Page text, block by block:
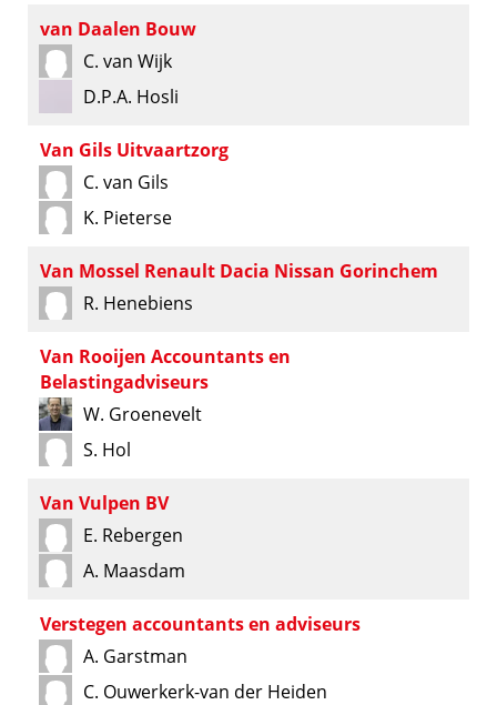
van Daalen Bouw
C. van Wijk
D.P.A. Hosli
Van Gils Uitvaartzorg
C. van Gils
K. Pieterse
Van Mossel Renault Dacia Nissan Gorinchem
R. Henebiens
Van Rooijen Accountants en
Belastingadviseurs
W. Groenevelt
S. Hol
Van Vulpen BV
E. Rebergen
A. Maasdam
Verstegen accountants en adviseurs
A. Garstman
C. Ouwerkerk-van der Heiden